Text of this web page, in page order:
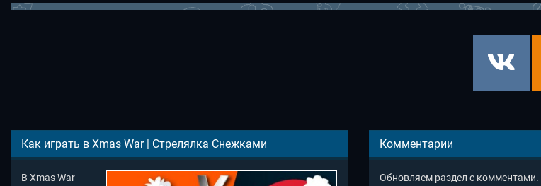
Как играть в Xmas War | Стрелялка Снежками
В Xmas War
Комментарии
Обновляем раздел с комментами.